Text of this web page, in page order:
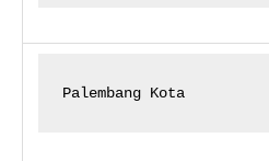
Palembang Kota